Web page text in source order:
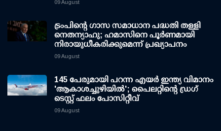
09 August
ട്രംപിന്റെ ഗാസ സമാധാന പദ്ധതി തള്ളി
നെതന്യാഹു; ഹമാസിനെ പൂര്‍ണമായി
നിരായുധീകരിക്കുമെന്ന് പ്രഖ്യാപനം
09 August
145 പേരുമായി പറന്ന എയര്‍ ഇന്ത്യ വിമാനം
'ആകാശച്ചുഴിയില്‍'; പൈലറ്റിന്റെ ഡ്രഗ്
ടെസ്റ്റ് ഫലം പോസിറ്റീവ്
09 August